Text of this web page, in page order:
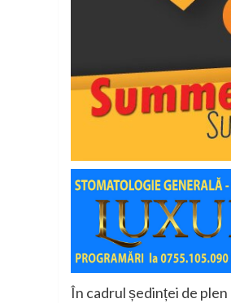
În cadrul ședinței de